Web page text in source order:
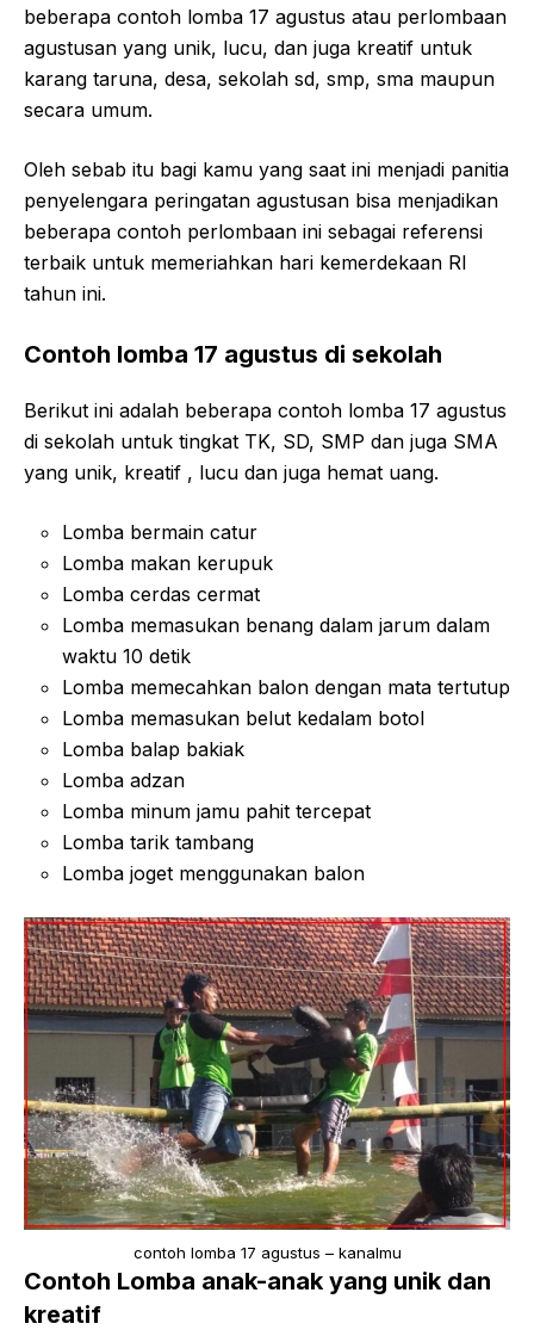
beberapa contoh lomba 17 agustus atau perlombaan
agustusan yang unik, lucu, dan juga kreatif untuk
karang taruna, desa, sekolah sd, smp, sma maupun
secara umum.
Oleh sebab itu bagi kamu yang saat ini menjadi panitia
penyelengara peringatan agustusan bisa menjadikan
beberapa contoh perlombaan ini sebagai referensi
terbaik untuk memeriahkan hari kemerdekaan RI
tahun ini.
Contoh lomba 17 agustus di sekolah
Berikut ini adalah beberapa contoh lomba 17 agustus
di sekolah untuk tingkat TK, SD, SMP dan juga SMA
yang unik, kreatif , lucu dan juga hemat uang.
Lomba bermain catur
Lomba makan kerupuk
Lomba cerdas cermat
Lomba memasukan benang dalam jarum dalam
waktu 10 detik
Lomba memecahkan balon dengan mata tertutup
Lomba memasukan belut kedalam botol
Lomba balap bakiak
Lomba adzan
Lomba minum jamu pahit tercepat
Lomba tarik tambang
Lomba joget menggunakan balon
contoh lomba 17 agustus – kanalmu
Contoh Lomba anak-anak yang unik dan
kreatif